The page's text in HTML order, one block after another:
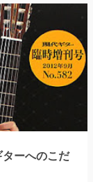
ーへのこだ